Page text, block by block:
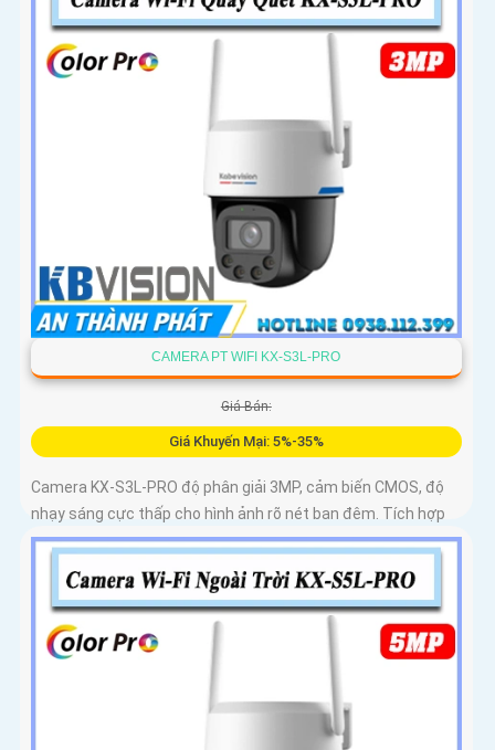
CAMERA PT WIFI KX-S3L-PRO
Giá Bán:
Giá Khuyến Mại: 5%-35%
Camera KX-S3L-PRO độ phân giải 3MP, cảm biến CMOS, độ
nhạy sáng cực thấp cho hình ảnh rõ nét ban đêm. Tích hợp
WiFi 6, hỗ trợ Auto Tracking, phát hiện người và phương tiện,